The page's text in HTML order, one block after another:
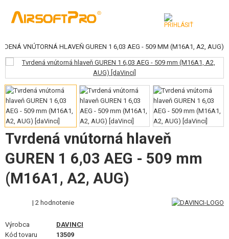
KATEGÓRIE
VZDUCHOVÉ ZBRANE, PRAKY
GRANÁTOMETY, GRANÁTY
GULIČKY, PLYN
AKUMULÁTORY, NABÍJAČKY
ZÁSOBNÍKY, PLNIČKY
VÝSTROJ, UNIFORMY, PÚZDRA
VNÚTORNÁ HLAVEŇ GUREN 1 6,03 AEG - 509 MM (M16A1, A2, AUG)
Tvrdená vnútorná hlaveň
GUREN 1 6,03 AEG - 509 mm
(M16A1, A2, AUG)
| 2 hodnotenie
Výrobca
DAVINCI
Kód tovaru
13509